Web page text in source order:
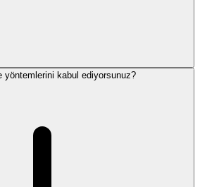
yöntemlerini kabul ediyorsunuz?